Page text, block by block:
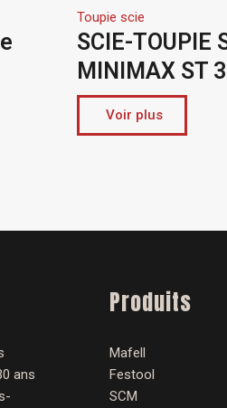
SCM
Toupie
TOUPIE
2007
ans
Produits
Mafell
Festool
SCM